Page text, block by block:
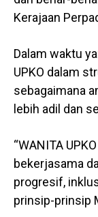
Kerajaan
Dalam waktu
UPKO dalam
sebagaimana
lebih adil dan
“WANITA
bekerjasama
progresif,
prinsip-prinsip